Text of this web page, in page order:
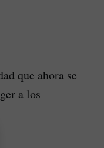
que ahora se
a los